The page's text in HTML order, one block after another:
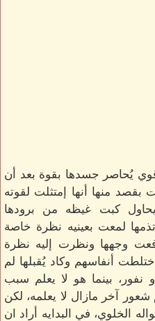
يُحاصر جسدها بقوة بعد أن
بقصد منها أنها إمتثلت لقوته
كبت غيظه من برودها
لمعت بعينيه نظرة خاصة
وجهها ونظرت إليه نظرة
أنفاسهم وكاد يُقبلها لم
بينما هو لا يعلم سبب
آخر مازال لا يعلمه، لكن
الخلوي، في البدايه أراد ان